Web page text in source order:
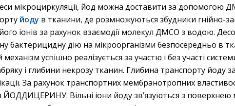
мікроциркуляції, йод можна доставити за
йоду в тканини, де розмножуються збудники гнійно-
іонів за рахунок взаємодії молекул ДМСО з водою.
бактерицидну дію на мікроорганізми безпосередньо в
успішно реалізується за участю і без участі
і глибини некрозу тканин. Глибина транспорту
За рахунок транспортних мембранотропних
ЙОДДИЦЕРИНУ. Вільні іони йоду зв’язуються з поверхнею